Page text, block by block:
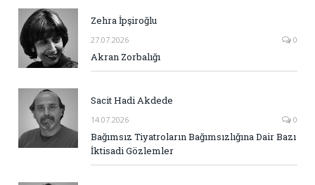
Zehra İpşiroğlu
27.07.2026 0
Akran Zorbalığı
Sacit Hadi Akdede
14.07.2026 0
Bağımsız Tiyatroların Bağımsızlığına Dair Bazı
İktisadi Gözlemler